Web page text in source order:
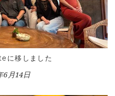
に移しました
6月14日